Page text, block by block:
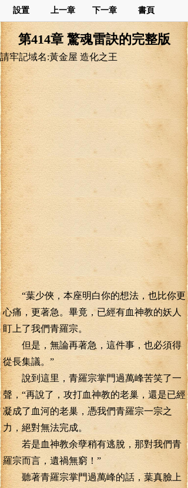
設置 上一章 下一章 書頁
第414章 驚魂雷訣的完整版
請牢記域名:黃金屋 造化之王
“葉少俠，本座明白你的想法，也比你更
心痛，更著急。畢竟，已經有血神教的妖人
盯上了我們青羅宗。
但是，無論再著急，這件事，也必須得
從長集議。”
說到這里，青羅宗掌門過萬峰苦笑了一
聲，“再說了，攻打血神教的老巢，還是已經
凝成了血河的老巢，憑我們青羅宗一宗之
力，絕對無法完成。
若是血神教余孽稍有逃脫，那對我們青
羅宗而言，遺禍無窮！”
聽著青羅宗掌門過萬峰的話，葉真臉上